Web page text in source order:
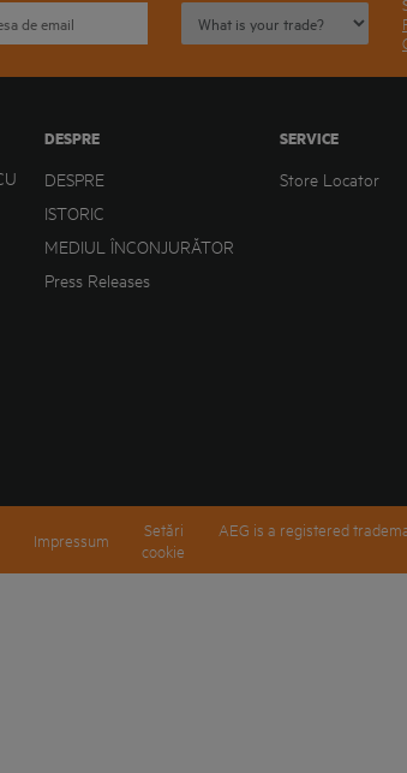
DESPRE
DESPRE
ISTORIC
MEDIUL ÎNCONJURĂTOR
Press Releases
SERVICE
Store Locator
Impressum
Setări
cookie
AEG is a registered